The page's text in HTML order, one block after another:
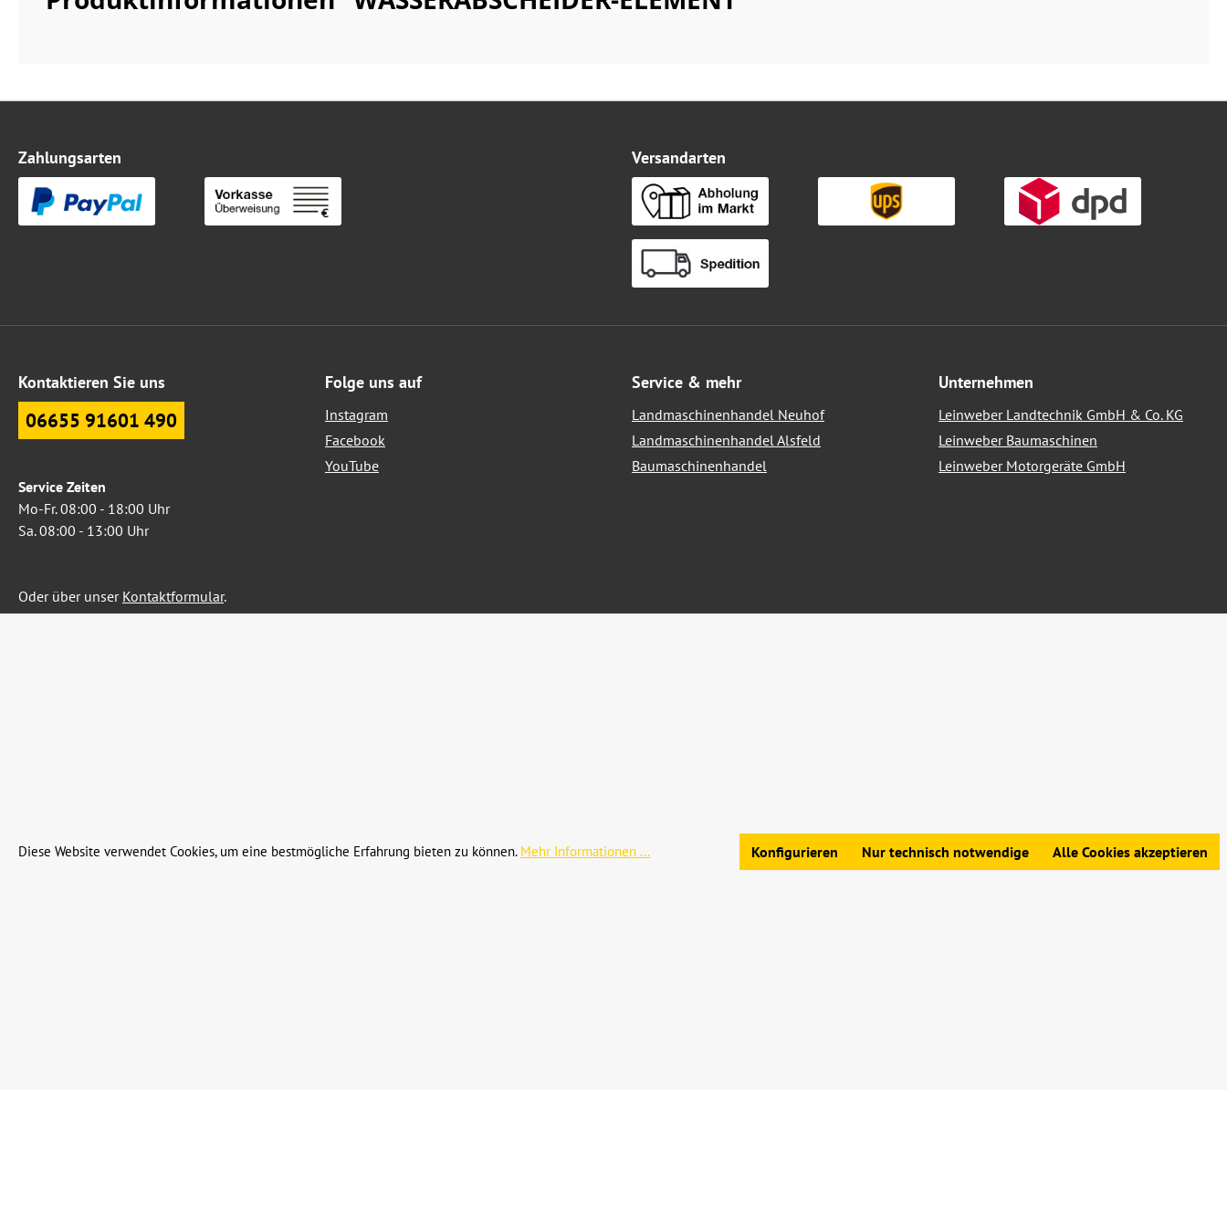
Zahlungsarten Versandarten
Kontaktieren Sie uns
06655 91601 490
Service Zeiten
Mo-Fr. 08:00 - 18:00 Uhr
Sa. 08:00 - 13:00 Uhr
Oder über unser Kontaktformular.
Folge uns auf
Instagram
Facebook
YouTube
Service & mehr
Landmaschinenhandel Neuhof
Landmaschinenhandel Alsfeld
Baumaschinenhandel
Unternehmen
Leinweber Landtechnik GmbH & Co. KG
Leinweber Baumaschinen
Leinweber Motorgeräte GmbH
Diese Website verwendet Cookies, um eine bestmögliche Erfahrung bieten zu können. Mehr Informationen ... Nur technisch notwendige
Konfigurieren Alle Cookies akzeptieren